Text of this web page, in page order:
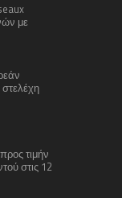
με
τιμήν
στις 12